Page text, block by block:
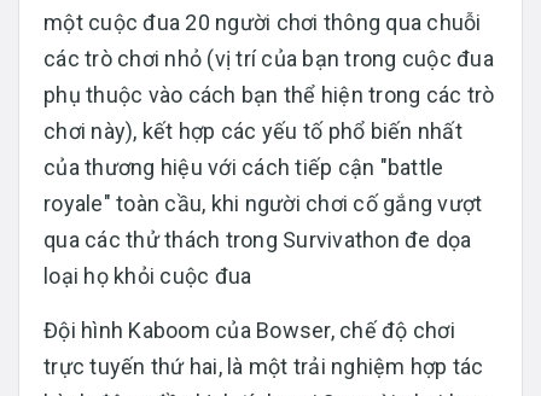
một cuộc đua 20 người chơi thông qua chuỗi
các trò chơi nhỏ (vị trí của bạn trong cuộc đua
phụ thuộc vào cách bạn thể hiện trong các trò
chơi này), kết hợp các yếu tố phổ biến nhất
của thương hiệu với cách tiếp cận "battle
royale" toàn cầu, khi người chơi cố gắng vượt
qua các thử thách trong Survivathon đe dọa
loại họ khỏi cuộc đua
Đội hình Kaboom của Bowser, chế độ chơi
trực tuyến thứ hai, là một trải nghiệm hợp tác